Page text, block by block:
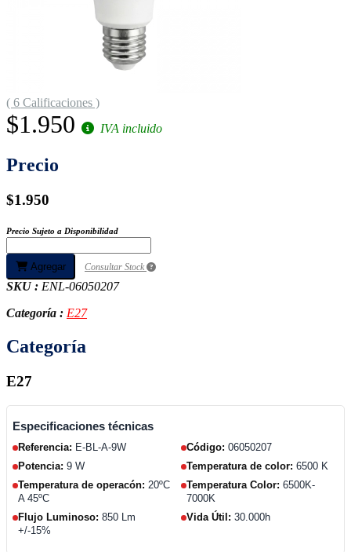
( 6 Calificaciones )
$1.950 IVA incluido
Precio
$1.950
Precio Sujeto a Disponibilidad
Agregar Consultar Stock
SKU : ENL-06050207
Categoría : E27
Categoría
E27
Especificaciones técnicas
Referencia: E-BL-A-9W Código: 06050207
Potencia: 9 W Temperatura de color: 6500 K
Temperatura de operacón: 20ºC
A 45ºC
Temperatura Color: 6500K-
7000K
Flujo Luminoso: 850 Lm
+/-15%
Vida Útil: 30.000h